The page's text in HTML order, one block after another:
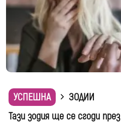
УСПЕШНА
ЗОДИИ
Тази зодия ще се сгоди